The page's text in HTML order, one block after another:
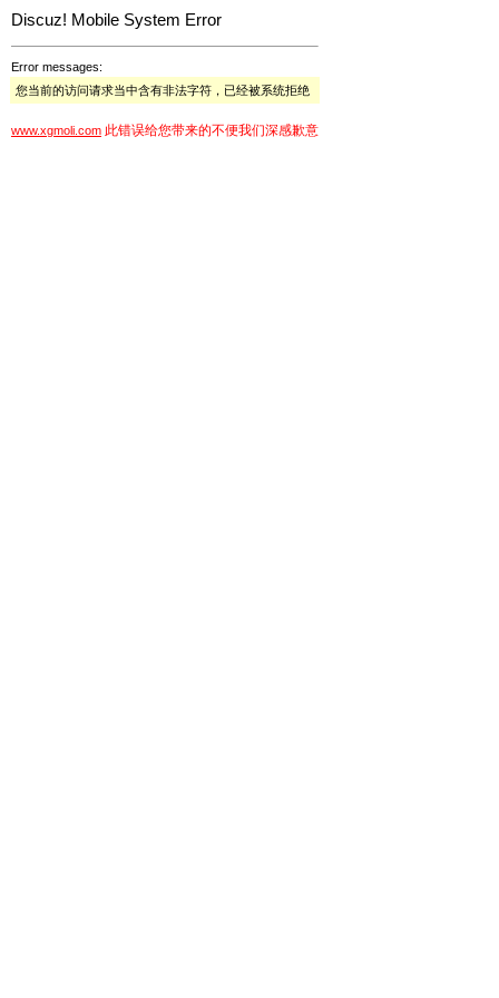
Discuz! Mobile System Error
Error messages:
您当前的访问请求当中含有非法字符，已经被系统拒绝
www.xgmoli.com 此错误给您带来的不便我们深感歉意